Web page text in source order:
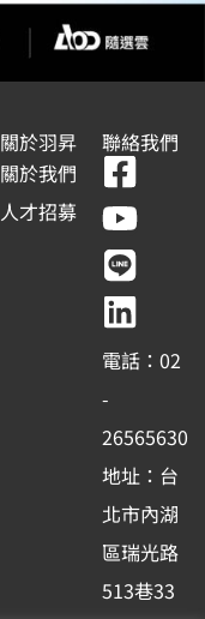
關於羽昇
關於我們
人才招募
聯絡我們
F
a
c
e
b
o
o
k
-
s
q
u
a
Y
o
u
t
u
b
e
L
i
n
e
L
i
n
k
e
d
i
n
電話：02
-
26565630
地址：台
北市內湖
區瑞光路
513巷33